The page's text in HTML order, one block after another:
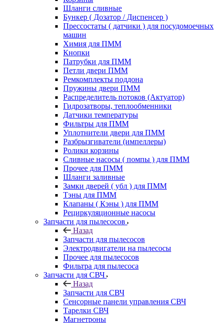
Шланги сливные
Бункер ( Дозатор / Диспенсер )
Прессостаты ( датчики ) для посудомоечных
машин
Химия для ПММ
Кнопки
Патрубки для ПММ
Петли двери ПММ
Ремкомплекты поддона
Пружины двери ПММ
Распределитель потоков (Актуатор)
Гидрозатворы, теплообменники
Датчики температуры
Фильтры для ПММ
Уплотнители двери для ПММ
Разбрызгиватели (импеллеры)
Ролики корзины
Сливные насосы ( помпы ) для ПММ
Прочее для ПММ
Шланги заливные
Замки дверей ( убл ) для ПММ
Тэны для ПММ
Клапаны ( Кэны ) для ПММ
Рециркуляционные насосы
Запчасти для пылесосов
Назад
Запчасти для пылесосов
Электродвигатели на пылесосы
Прочее для пылесосов
Фильтра для пылесоса
Запчасти для СВЧ
Назад
Запчасти для СВЧ
Сенсорные панели управления СВЧ
Тарелки СВЧ
Магнетроны